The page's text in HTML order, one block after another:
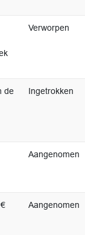
Verworpen
de
Ingetrokken
Aangenomen
Aangenomen